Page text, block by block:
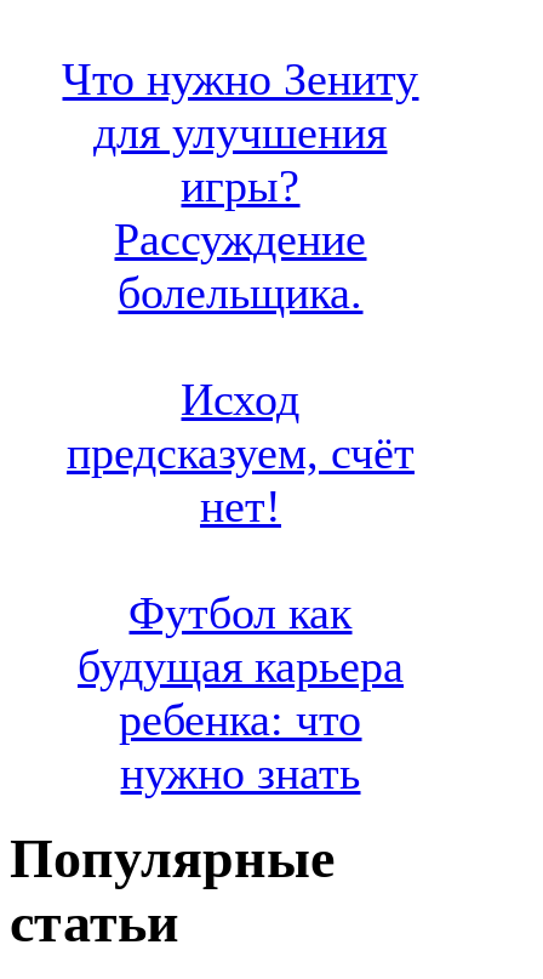
Что нужно Зениту
для улучшения
игры?
Рассуждение
болельщика.
Исход
предсказуем, счёт
нет!
Футбол как
будущая карьера
ребенка: что
нужно знать
Популярные
статьи